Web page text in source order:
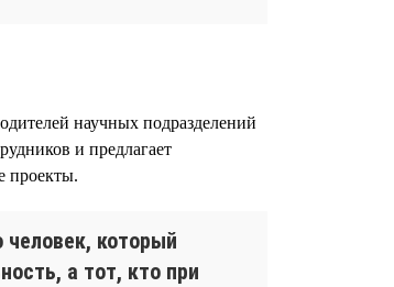
научных подразделений
и предлагает
проекты.
который
а тот, кто при